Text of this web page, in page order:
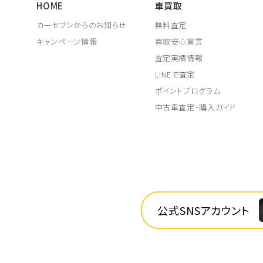
HOME
カーセブンからのお知らせ
キャンペーン情報
車買取
無料査定
買取安心宣言
査定実績情報
LINEで査定
ポイントプログラム
中古車査定・購入ガイド
公式SNSアカウント